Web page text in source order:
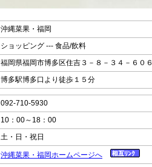
沖縄菜果・福岡
ショッピング --- 食品/飲料
福岡県福岡市博多区住吉３－８－３４－６０６
博多駅博多口より徒歩１５分
092-710-5930
10：00～18：00
土・日・祝日
沖縄菜果・福岡ホームページへ